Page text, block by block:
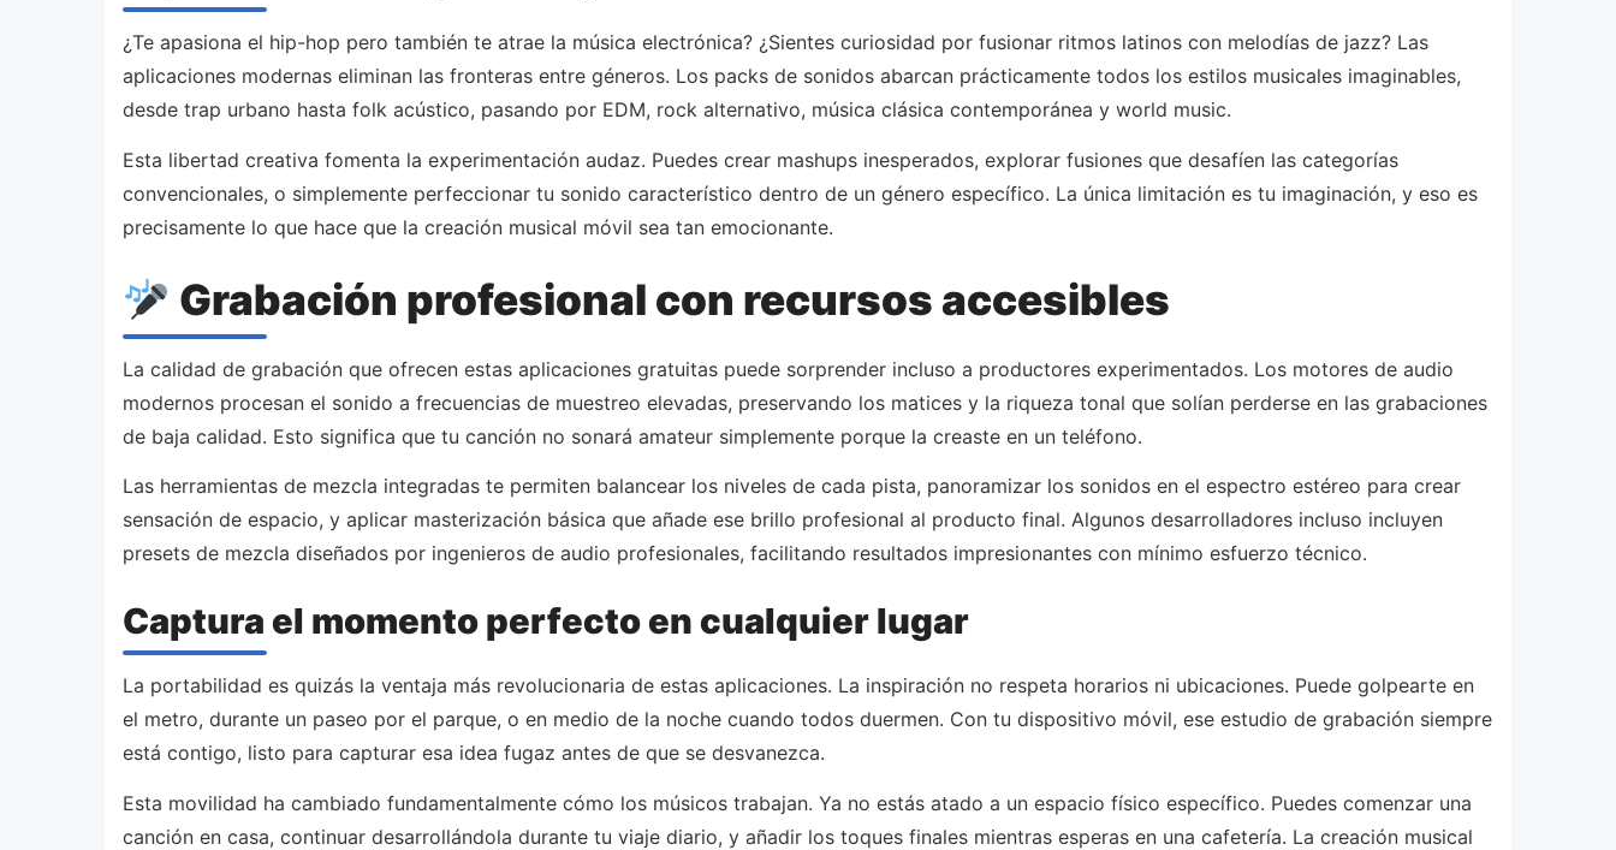
¿Te apasiona el hip-hop pero también te atrae la música electrónica? ¿Sientes curiosidad por fusionar ritmos latinos con melodías de jazz? Las
aplicaciones modernas eliminan las fronteras entre géneros. Los packs de sonidos abarcan prácticamente todos los estilos musicales imaginables,
desde trap urbano hasta folk acústico, pasando por EDM, rock alternativo, música clásica contemporánea y world music.
Esta libertad creativa fomenta la experimentación audaz. Puedes crear mashups inesperados, explorar fusiones que desafíen las categorías
convencionales, o simplemente perfeccionar tu sonido característico dentro de un género específico. La única limitación es tu imaginación, y eso es
precisamente lo que hace que la creación musical móvil sea tan emocionante.
Grabación profesional con recursos accesibles
La calidad de grabación que ofrecen estas aplicaciones gratuitas puede sorprender incluso a productores experimentados. Los motores de audio
modernos procesan el sonido a frecuencias de muestreo elevadas, preservando los matices y la riqueza tonal que solían perderse en las grabaciones
de baja calidad. Esto significa que tu canción no sonará amateur simplemente porque la creaste en un teléfono.
Las herramientas de mezcla integradas te permiten balancear los niveles de cada pista, panoramizar los sonidos en el espectro estéreo para crear
sensación de espacio, y aplicar masterización básica que añade ese brillo profesional al producto final. Algunos desarrolladores incluso incluyen
presets de mezcla diseñados por ingenieros de audio profesionales, facilitando resultados impresionantes con mínimo esfuerzo técnico.
Captura el momento perfecto en cualquier lugar
La portabilidad es quizás la ventaja más revolucionaria de estas aplicaciones. La inspiración no respeta horarios ni ubicaciones. Puede golpearte en
el metro, durante un paseo por el parque, o en medio de la noche cuando todos duermen. Con tu dispositivo móvil, ese estudio de grabación siempre
está contigo, listo para capturar esa idea fugaz antes de que se desvanezca.
Esta movilidad ha cambiado fundamentalmente cómo los músicos trabajan. Ya no estás atado a un espacio físico específico. Puedes comenzar una
canción en casa, continuar desarrollándola durante tu viaje diario, y añadir los toques finales mientras esperas en una cafetería. La creación musical